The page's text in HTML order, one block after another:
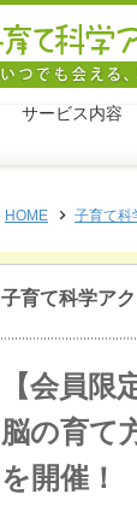
サービス内容
HOME 子育て科
子育て科学ア
【会員
脳の育て
を開催！